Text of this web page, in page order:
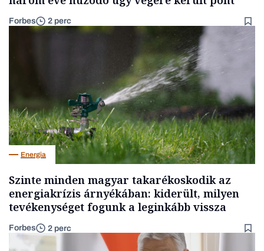
Forbes 2 perc
Energia
Szinte minden magyar takarékoskodik az
energiakrízis árnyékában: kiderült, milyen
tevékenységet fogunk a leginkább vissza
Forbes 2 perc